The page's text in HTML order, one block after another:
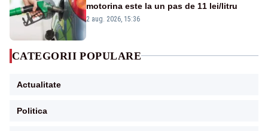
motorina este la un pas de 11 lei/litru
2 aug. 2026, 15:36
CATEGORII POPULARE
Actualitate
Politica